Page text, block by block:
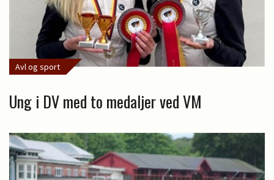
Avl og sport
Ung i DV med to medaljer ved VM